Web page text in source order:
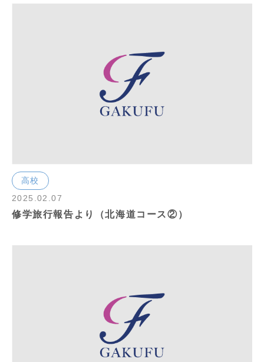
高校
2025.02.07
修学旅行報告より（北海道コース②）